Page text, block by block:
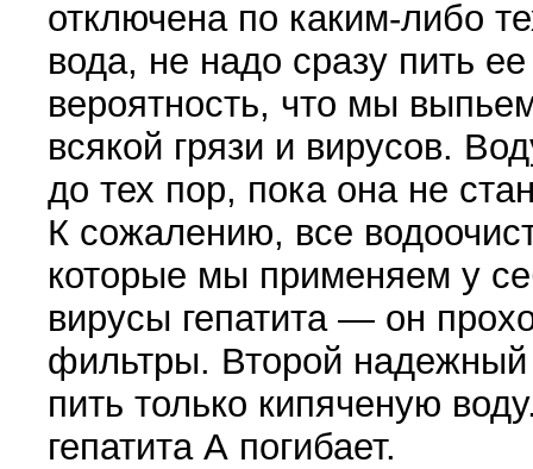
отключена по каким-либо
вода, не надо сразу пить
вероятность, что мы
всякой грязи и вирусов.
до тех пор, пока она не
К сожалению, все
которые мы применяем у
вирусы гепатита — он
фильтры. Второй
пить только кипяченую
гепатита А погибает.